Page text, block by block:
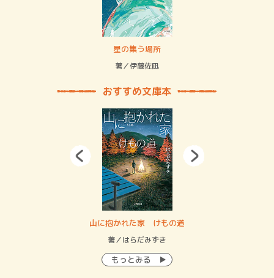
星の集う場所
著／伊藤佐凪
おすすめ文庫本
山に抱かれた家 けもの道
著／はらだみずき
もっとみる